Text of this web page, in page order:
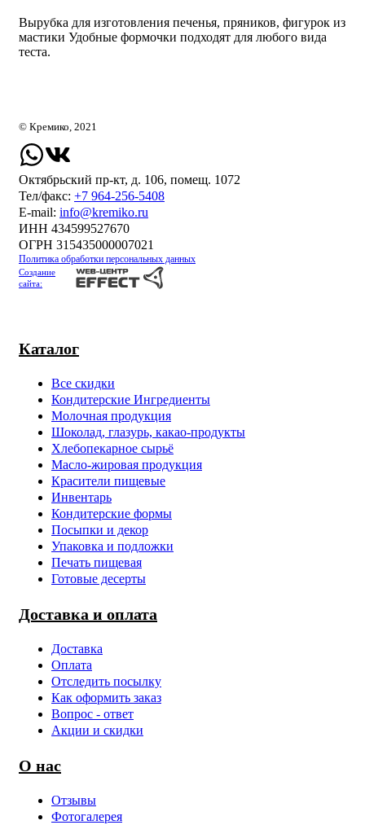
Вырубка для изготовления печенья, пряников, фигурок из
мастики Удобные формочки подходят для любого вида
теста.
Каталог
Все скидки
Кондитерские Ингредиенты
Молочная продукция
Шоколад, глазурь, какао-продукты
Хлебопекарное сырьё
Масло-жировая продукция
Красители пищевые
Инвентарь
Кондитерские формы
Посыпки и декор
Упаковка и подложки
Печать пищевая
Готовые десерты
Доставка и оплата
Доставка
Оплата
Отследить посылку
Как оформить заказ
Вопрос - ответ
Акции и скидки
О нас
Отзывы
Фотогалерея
© Кремико, 2021
Октябрьский пр-кт, д. 106, помещ. 1072
Тел/факс: +7 964-256-5408
Е-mail: info@kremiko.ru
ИНН 434599527670
ОГРН 315435000007021
Политика обработки персональных данных
Создание
сайта: